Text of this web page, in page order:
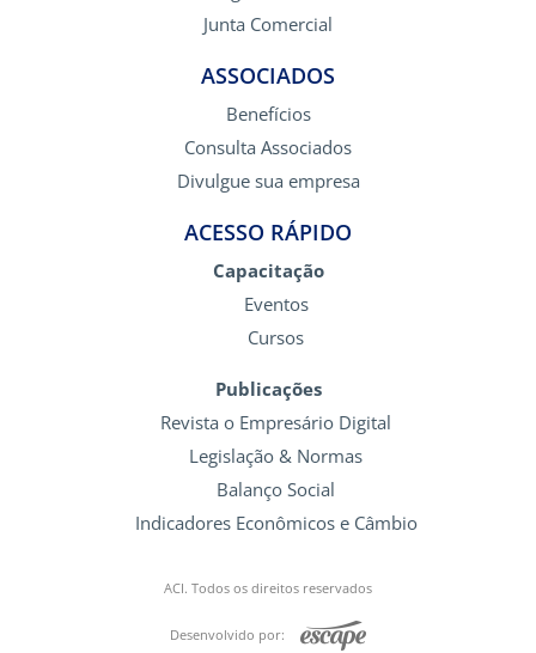
Junta Comercial
ASSOCIADOS
Benefícios
Consulta Associados
Divulgue sua empresa
ACESSO RÁPIDO
Capacitação
Eventos
Cursos
Publicações
Revista o Empresário Digital
Legislação & Normas
Balanço Social
Indicadores Econômicos e Câmbio
ACI. Todos os direitos reservados
Desenvolvido por: